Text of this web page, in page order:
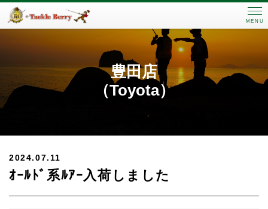
MENU
豊田店
（Toyota）
2024.07.11
ｵｰﾙﾄﾞ系ﾙｱｰ入荷しました